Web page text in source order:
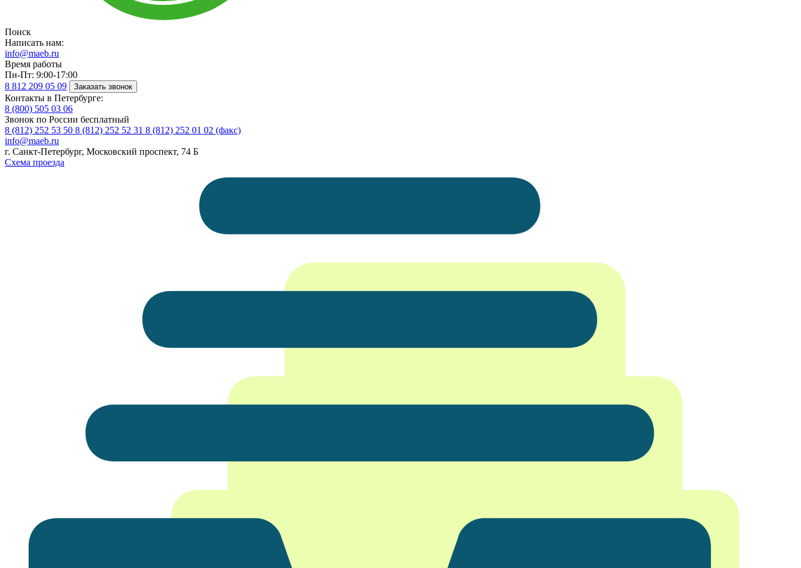
Поиск
Написать нам:
info@maeb.ru
Время работы
Пн-Пт: 9:00-17:00
8 812 209 05 09 Заказать звонок
Контакты в Петербурге:
8 (800) 505 03 06
Звонок по России бесплатный
8 (812) 252 53 50 8 (812) 252 52 31 8 (812) 252 01 02 (факс)
info@maeb.ru
г. Санкт-Петербург, Московский проспект, 74 Б
Схема проезда